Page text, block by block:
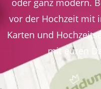
oder ganz modern.
vor der Hochzeit mit
Karten und
mit euren